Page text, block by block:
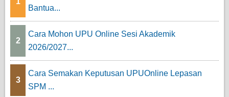
Bantua...
2
Cara Mohon UPU Online Sesi Akademik
2026/2027...
3
Cara Semakan Keputusan UPUOnline Lepasan
SPM ...